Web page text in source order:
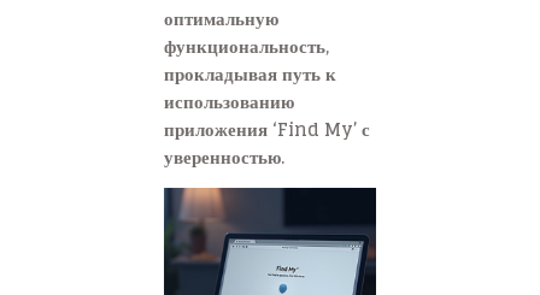
оптимальную
функциональность,
прокладывая путь к
использованию
приложения ‘Find My’ с
уверенностью.